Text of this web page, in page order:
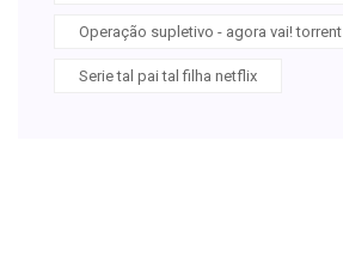
Operação supletivo - agora vai! torrent
Serie tal pai tal filha netflix